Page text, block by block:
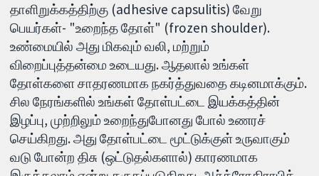
தாளிறுக்கத்திற்கு (adhesive capsulitis) வேறு
பெயர்கள்- "உறைந்த தோள்" (frozen shoulder).
உண்மையில் அது மிகவும் வலி, மற்றும்
விறைப்புத்தன்மை உடையது. ஆதலால் உங்கள்
தோள்களை சாதரணமாக நகர்த்துவதை கடினமாக்கும்.
சில நேரங்களில் உங்கள் தோள்பட்டை இயக்கத்தின்
இழப்பு, முற்றிலும் உறைந்துபோனது போல் உணரச்
செய்கிறது. அது தோள்பட்டை மூட்டுக்குள் உருவாகும்
வடு போன்ற திசு (ஒட்டுதல்களால்) காரணமாக